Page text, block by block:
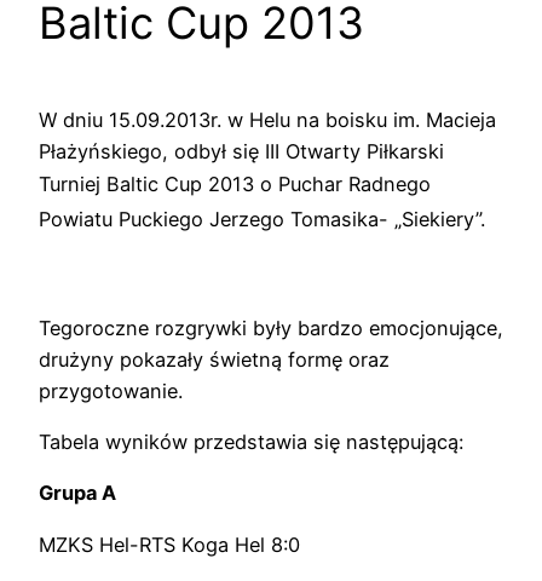
Baltic Cup 2013
W dniu 15.09.2013r. w Helu na boisku im. Macieja
Płażyńskiego, odbył się III Otwarty Piłkarski
Turniej Baltic Cup 2013 o Puchar Radnego
Powiatu Puckiego Jerzego Tomasika- „Siekiery”.
Tegoroczne rozgrywki były bardzo emocjonujące,
drużyny pokazały świetną formę oraz
przygotowanie.
Tabela wyników przedstawia się następującą:
Grupa A
MZKS Hel-RTS Koga Hel 8:0